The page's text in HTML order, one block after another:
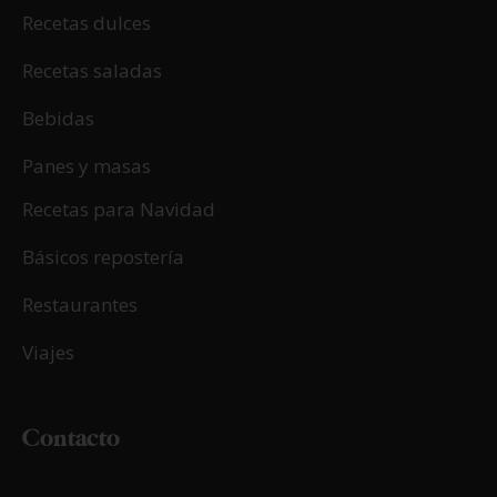
Recetas dulces
Recetas saladas
Bebidas
Panes y masas
Recetas para Navidad
Básicos repostería
Restaurantes
Viajes
Contacto